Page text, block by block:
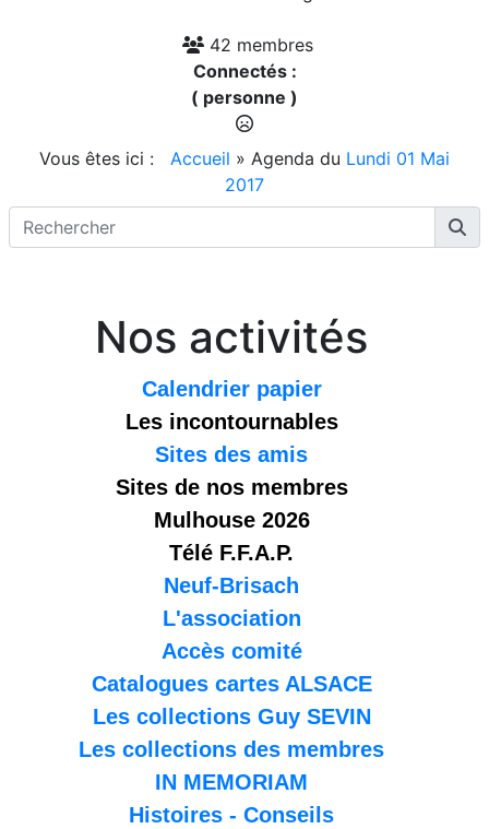
42 membres
Connectés :
( personne )
Vous êtes ici : Accueil » Agenda du Lundi 01 Mai
2017
Nos activités
Calendrier papier
Les incontournables
Sites des amis
Sites de nos membres
Mulhouse 2026
Télé F.F.A.P.
Neuf-Brisach
L'association
Accès comité
Catalogues cartes ALSACE
Les collections Guy SEVIN
Les collections des membres
IN MEMORIAM
Histoires - Conseils